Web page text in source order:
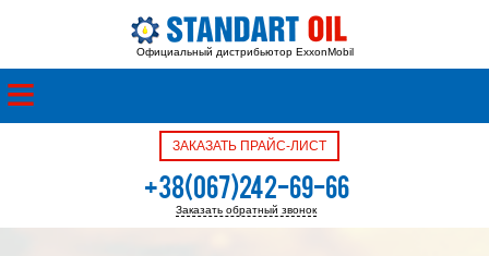
Официальный дистрибьютор ExxonMobil
ЗАКАЗАТЬ ПРАЙС-ЛИСТ
+38(067)242-69-66
+38(050)342-39-05
Заказать обратный звонок